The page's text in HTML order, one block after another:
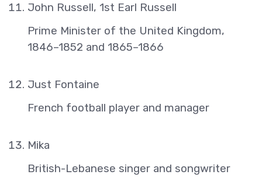
John Russell, 1st Earl Russell
Prime Minister of the United Kingdom,
1846–1852 and 1865–1866
Just Fontaine
French football player and manager
Mika
British-Lebanese singer and songwriter